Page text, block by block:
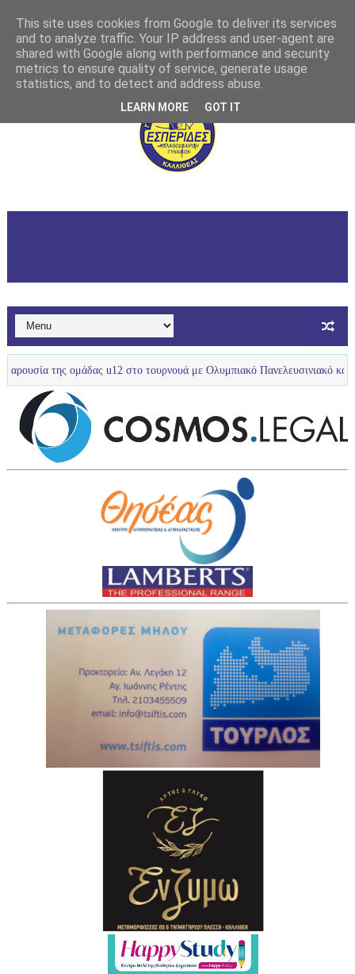
u12 στο τουρνουά με Ολυμπιακό Πανελευσινιακό και Ίριδα
This site uses cookies from Google to deliver its services
and to analyze traffic. Your IP address and user-agent are
shared with Google along with performance and security
metrics to ensure quality of service, generate usage
statistics, and to detect and address abuse.
LEARN MORE GOT IT